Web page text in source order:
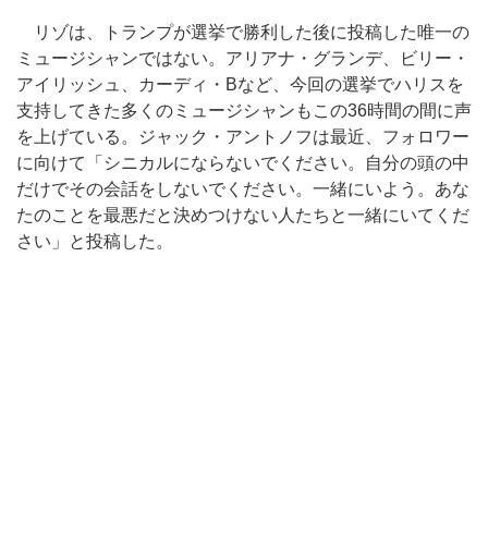
リゾは、トランプが選挙で勝利した後に投稿した唯一の
ミュージシャンではない。アリアナ・グランデ、ビリー・
アイリッシュ、カーディ・Bなど、今回の選挙でハリスを
支持してきた多くのミュージシャンもこの36時間の間に声
を上げている。ジャック・アントノフは最近、フォロワー
に向けて「シニカルにならないでください。自分の頭の中
だけでその会話をしないでください。一緒にいよう。あな
たのことを最悪だと決めつけない人たちと一緒にいてくだ
さい」と投稿した。